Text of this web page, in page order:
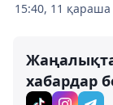
15:40, 11 қараша
хабардар